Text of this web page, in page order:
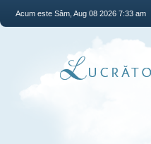
Acum este Sâm, Aug 08 2026 7:33 am